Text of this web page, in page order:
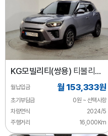
KG모빌리티(쌍용) 티볼리
2WD 가솔린 1.6
월납입금 월 153,333원
초기부담금
0원 ~ 선택사항
차량연식
2024/5
주행거리
16,000Km